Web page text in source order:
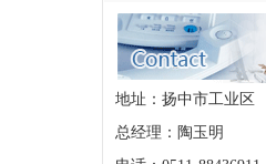
地址：扬中市工业区
总经理：陶玉明